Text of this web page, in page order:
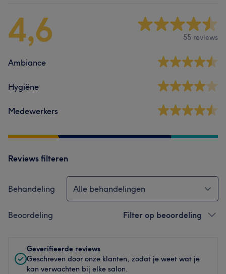
4,6 55 reviews
Ambiance
Hygiëne
Medewerkers
Reviews filteren
Behandeling Alle behandelingen
Beoordeling Filter op beoordeling
Geverifieerde reviews
Geschreven door onze klanten, zodat je weet wat je
kan verwachten bij elke salon.